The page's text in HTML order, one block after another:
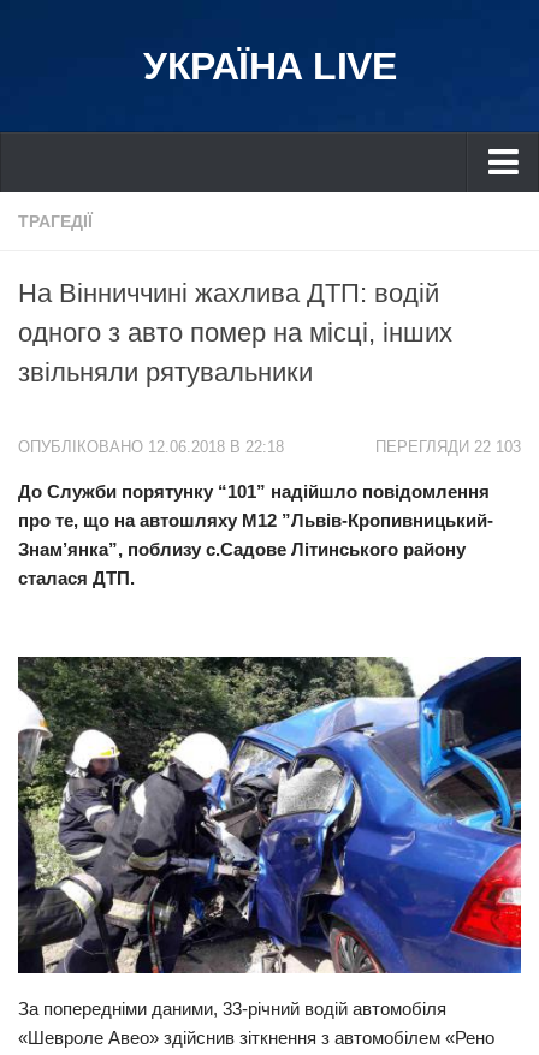
УКРАЇНА LIVE
Україна
Дніпро
Львів
Івано-Франківськ
Донбас
Одеса
Схід
Прикарпаття
Політика
Світ
Цікаво
Наука
Технології
Історії
Рецепти
Привітання
Події
ТРАГЕДІЇ
На Вінниччині жахлива ДТП: водій
одного з авто помер на місці, інших
звільняли рятувальники
ПЕРЕГЛЯДИ 22 103
ОПУБЛІКОВАНО 12.06.2018 В 22:18
До Служби порятунку “101” надійшло повідомлення
про те, що на автошляху М12 ”Львів-Кропивницький-
Знам’янка”, поблизу с.Садове Літинського району
сталася ДТП.
За попередніми даними, 33-річний водій автомобіля
«Шевроле Авео» здійснив зіткнення з автомобілем «Рено